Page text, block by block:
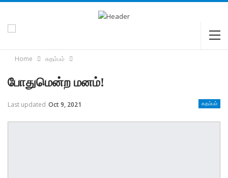
Home கதம்பம்
போதுமென்ற மனம்!
கதம்பம்
Last updated Oct 9, 2021